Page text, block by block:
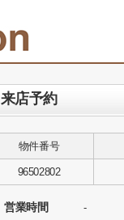
来店予約
物件番号
96502802
営業時間 -